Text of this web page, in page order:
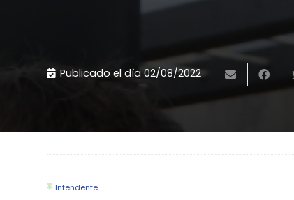
Publicado el día 02/08/2022
Intendente